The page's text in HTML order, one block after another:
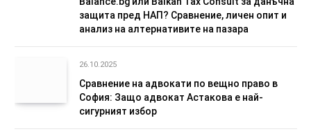
защита пред НАП? Сравнение, личен опит и
анализ на алтернативите на пазара
26.10.2025
Сравнение на адвокати по вещно право в
София: Защо адвокат Астакова е най-
сигурният избор